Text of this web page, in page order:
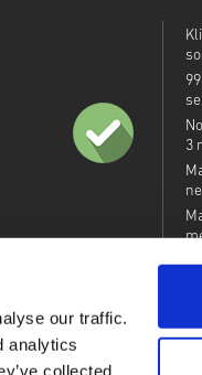
our traffic.
analytics
collected
3